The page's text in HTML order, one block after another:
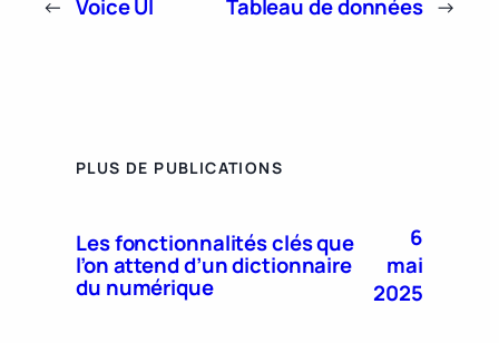
← Voice UI Tableau de données →
PLUS DE PUBLICATIONS
Les fonctionnalités clés que
l’on attend d’un dictionnaire
du numérique
6
mai
2025